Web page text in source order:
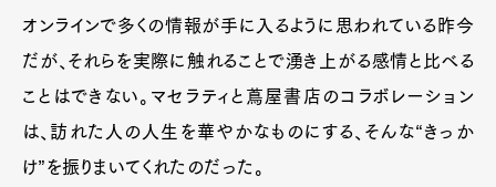
オンラインで多くの情報が手に入るように思われている昨今
だが、それらを実際に触れることで湧き上がる感情と比べる
ことはできない。マセラティと蔦屋書店のコラボレーション
は、訪れた人の人生を華やかなものにする、そんな“きっか
け”を振りまいてくれたのだった。